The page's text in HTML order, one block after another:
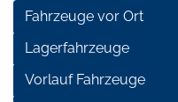
Fahrzeuge vor Ort
Lagerfahrzeuge
Vorlauf Fahrzeuge